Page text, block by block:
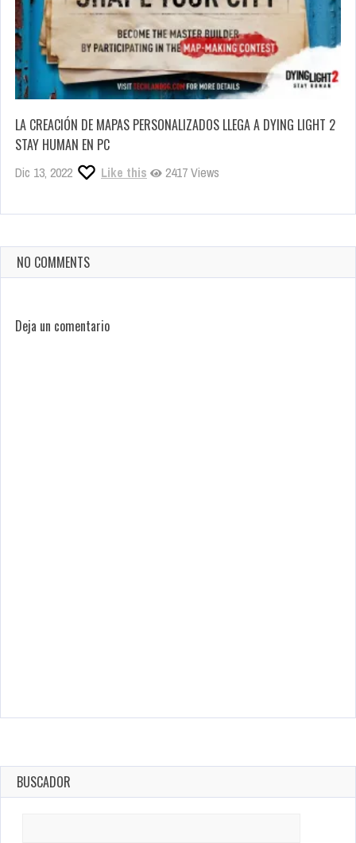
LA CREACIÓN DE MAPAS PERSONALIZADOS LLEGA A DYING LIGHT 2
STAY HUMAN EN PC
Dic 13, 2022 Like this 2417 Views
NO COMMENTS
Deja un comentario
BUSCADOR